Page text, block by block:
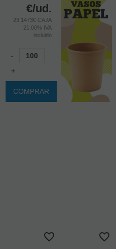
€/ud.
23,1473€ CAJA
21.00% IVA
incluido
-
+
COMPRAR